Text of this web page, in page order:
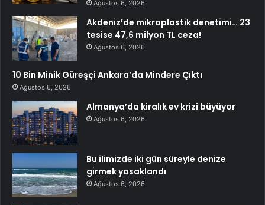
Ağustos 6, 2026
Akdeniz’de mikroplastik denetimi… 23
tesise 47,6 milyon TL ceza!
Ağustos 6, 2026
10 Bin Minik Güreşçi Ankara’da Mindere Çıktı
Ağustos 6, 2026
Almanya’da kiralık ev krizi büyüyor
Ağustos 6, 2026
Bu ilimizde iki gün süreyle denize
girmek yasaklandı
Ağustos 6, 2026